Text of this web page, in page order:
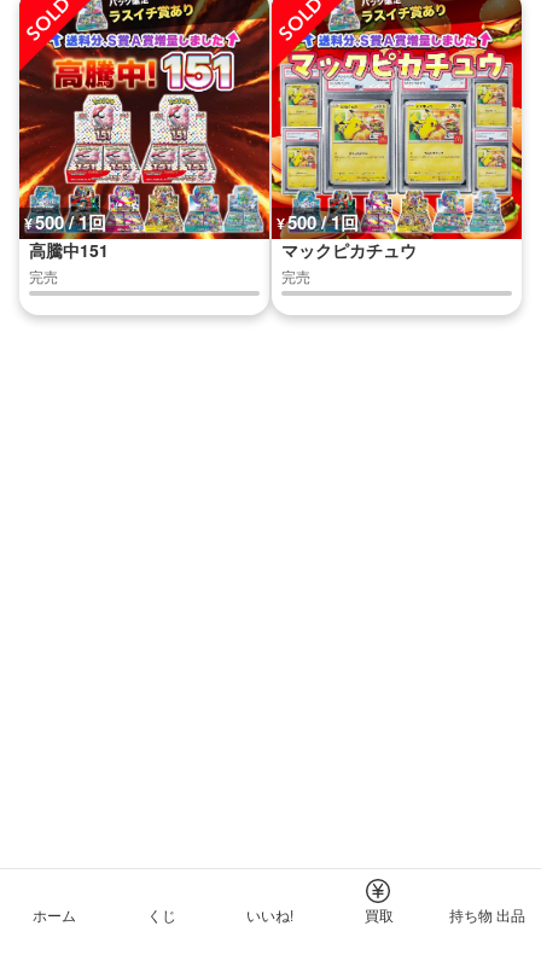
¥500 / 1回
高騰中151
完売
¥500 / 1回
マックピカチュウ
完売
ホーム くじ いいね! 買取 持ち物 出品